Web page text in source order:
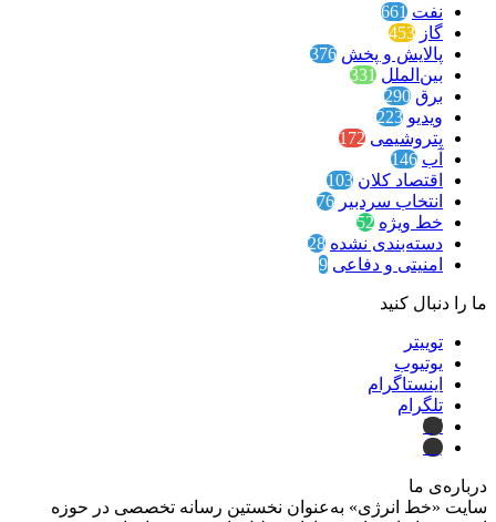
نفت 661
گاز 453
پالایش و پخش 376
بین‌الملل 331
برق 290
ویدیو 223
پتروشیمی 172
آب 146
اقتصاد کلان 103
انتخاب سردبیر 76
خط ویژه 52
دسته‌بندی نشده 28
امنیتی و دفاعی 9
ما را دنبال کنید
توییتر
یوتیوب
اینستاگرام
تلگرام
ایتا
بله
درباره‌ی ما
سایت «خط انرژی» به‌عنوان نخستین رسانه تخصصی در حوزه